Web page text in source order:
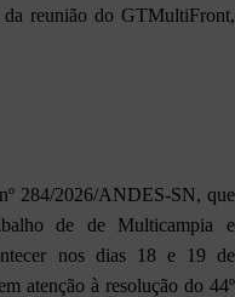
da reunião do GTMultiFront,
284/2026/ANDES-SN, que
de de Multicampia e
nos dias 18 e 19 de
atenção à resolução do 44º